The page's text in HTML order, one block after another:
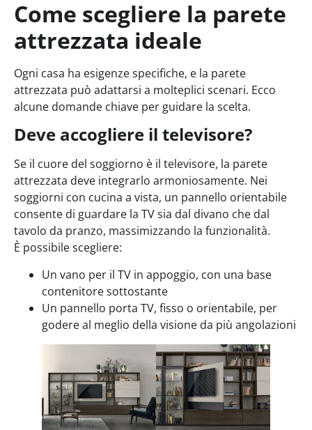
Come scegliere la parete
attrezzata ideale
Ogni casa ha esigenze specifiche, e la parete
attrezzata può adattarsi a molteplici scenari. Ecco
alcune domande chiave per guidare la scelta.
Deve accogliere il televisore?
Se il cuore del soggiorno è il televisore, la parete
attrezzata deve integrarlo armoniosamente. Nei
soggiorni con cucina a vista, un pannello orientabile
consente di guardare la TV sia dal divano che dal
tavolo da pranzo, massimizzando la funzionalità.
È possibile scegliere:
Un vano per il TV in appoggio, con una base
contenitore sottostante
Un pannello porta TV, fisso o orientabile, per
godere al meglio della visione da più angolazioni